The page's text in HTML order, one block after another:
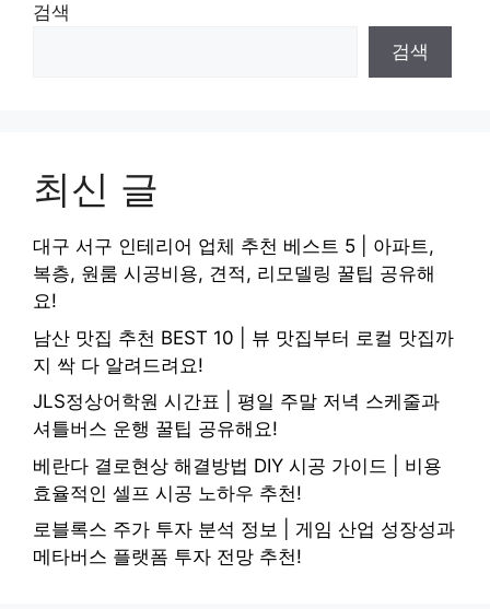
검색
검색
최신 글
대구 서구 인테리어 업체 추천 베스트 5 | 아파트,
복층, 원룸 시공비용, 견적, 리모델링 꿀팁 공유해
요!
남산 맛집 추천 BEST 10 | 뷰 맛집부터 로컬 맛집까
지 싹 다 알려드려요!
JLS정상어학원 시간표 | 평일 주말 저녁 스케줄과
셔틀버스 운행 꿀팁 공유해요!
베란다 결로현상 해결방법 DIY 시공 가이드 | 비용
효율적인 셀프 시공 노하우 추천!
로블록스 주가 투자 분석 정보 | 게임 산업 성장성과
메타버스 플랫폼 투자 전망 추천!